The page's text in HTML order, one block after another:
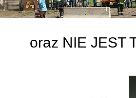
oraz NIE JEST